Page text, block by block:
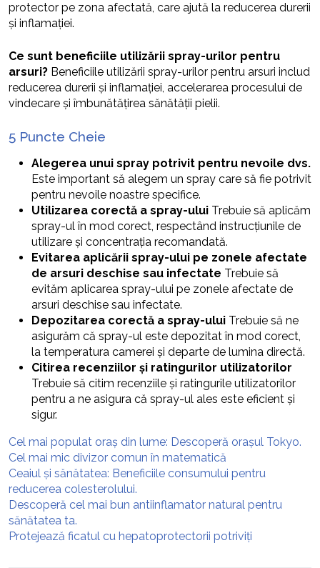
protector pe zona afectată, care ajută la reducerea durerii
și inflamației.
Ce sunt beneficiile utilizării spray-urilor pentru
arsuri? Beneficiile utilizării spray-urilor pentru arsuri includ
reducerea durerii și inflamației, accelerarea procesului de
vindecare și îmbunătățirea sănătății pielii.
5 Puncte Cheie
Alegerea unui spray potrivit pentru nevoile dvs.
Este important să alegem un spray care să fie potrivit
pentru nevoile noastre specifice.
Utilizarea corectă a spray-ului Trebuie să aplicăm
spray-ul în mod corect, respectând instrucțiunile de
utilizare și concentrația recomandată.
Evitarea aplicării spray-ului pe zonele afectate
de arsuri deschise sau infectate Trebuie să
evităm aplicarea spray-ului pe zonele afectate de
arsuri deschise sau infectate.
Depozitarea corectă a spray-ului Trebuie să ne
asigurăm că spray-ul este depozitat în mod corect,
la temperatura camerei și departe de lumina directă.
Citirea recenziilor și ratingurilor utilizatorilor
Trebuie să citim recenziile și ratingurile utilizatorilor
pentru a ne asigura că spray-ul ales este eficient și
sigur.
Cel mai populat oraș din lume: Descoperă orașul Tokyo.
Cel mai mic divizor comun în matematică
Ceaiul și sănătatea: Beneficiile consumului pentru
reducerea colesterolului.
Descoperă cel mai bun antiinflamator natural pentru
sănătatea ta.
Protejează ficatul cu hepatoprotectorii potriviți